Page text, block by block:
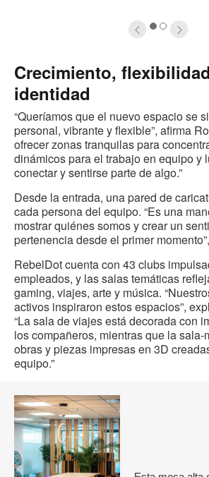
12
Crecimiento,
identidad
“Queríamos que el nuevo espacio se
personal, vibrante y flexible”, afirma
ofrecer zonas tranquilas para
dinámicos para el trabajo en equipo y
conectar y sentirse parte de algo.”
Desde la entrada, una pared de
cada persona del equipo. “Es una
mostrar quiénes somos y crear un
pertenencia desde el primer
RebelDot cuenta con 43 clubs
empleados, y las salas temáticas
gaming, viajes, arte y música.
activos inspiraron estos espacios”,
“La sala de viajes está decorada con
los compañeros, mientras que la
obras y piezas impresas en 3D
equipo.”